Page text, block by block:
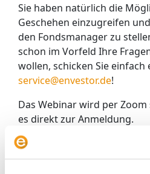
Sie haben natürlich die
Geschehen einzugreifen
den Fondsmanager zu
schon im Vorfeld Ihre
wollen, schicken Sie einfach
service@envestor.de!
Das Webinar wird per
es direkt zur Anmeldung.
Wir freuen uns Sie beim
Thomas Graby begrüßen